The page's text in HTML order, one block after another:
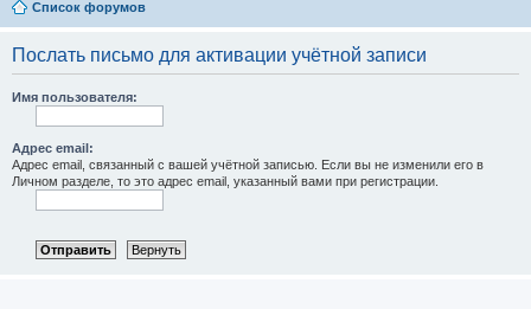
Список форумов
Послать письмо для активации учётной записи
Имя пользователя:
Адрес email:
Адрес email, связанный с вашей учётной записью. Если вы не изменили его в
Личном разделе, то это адрес email, указанный вами при регистрации.